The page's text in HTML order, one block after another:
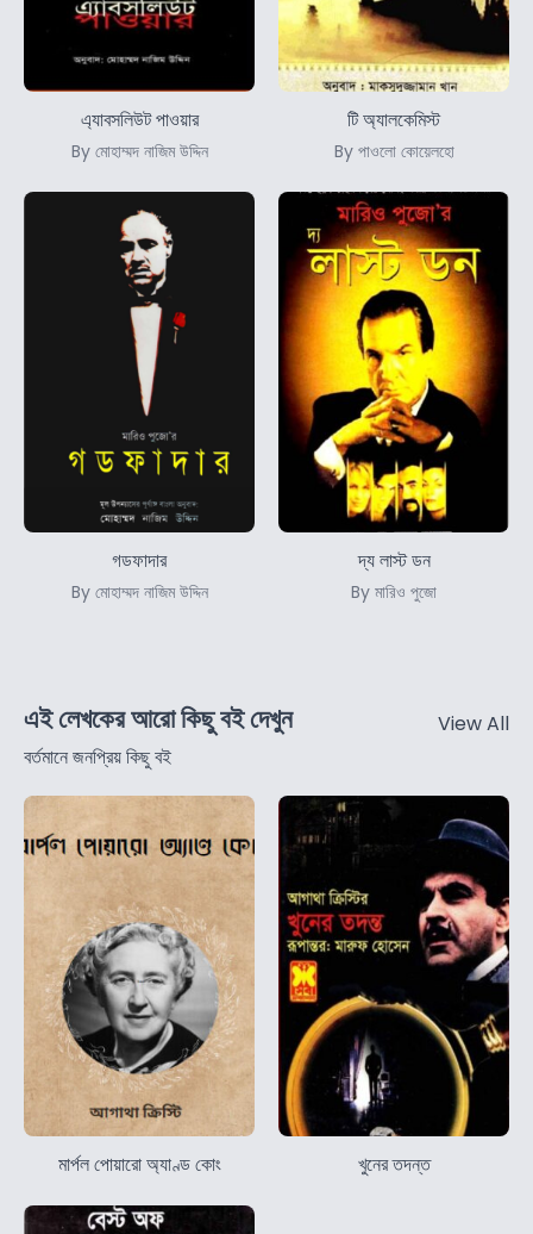
এ্যাবসলিউট পাওয়ার
By মোহাম্মদ নাজিম উদ্দিন
টি অ্যালকেমিস্ট
By পাওলো কোয়েলহো
গডফাদার
By মোহাম্মদ নাজিম উদ্দিন
দ্য লাস্ট ডন
By মারিও পুজো
এই লেখকের আরো কিছু বই দেখুন
বর্তমানে জনপ্রিয় কিছু বই
View All
মার্পল পোয়ারো অ্যাণ্ড কোং খুনের তদন্ত